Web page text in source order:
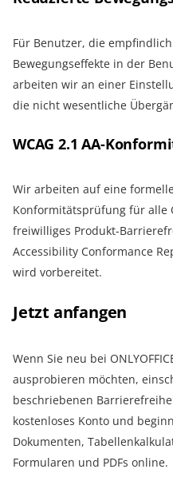
Für Benutzer, die
Bewegungseffekte in der
arbeiten wir an einer
die nicht wesentliche
WCAG 2.1 AA-
Wir arbeiten auf eine formelle
Konformitätsprüfung für alle
freiwilliges Produkt-
Accessibility Conformance
wird vorbereitet.
Jetzt anfangen
Wenn Sie neu bei
ausprobieren möchten,
beschriebenen
kostenloses Konto und
Dokumenten,
Formularen und PDFs online.